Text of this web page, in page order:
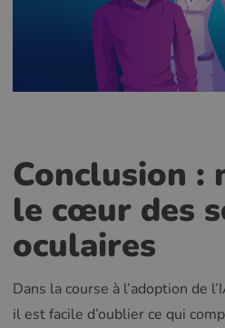
Conclusion :
le cœur des
oculaires
Dans la course à l’adoption de
il est facile d’oublier ce qui